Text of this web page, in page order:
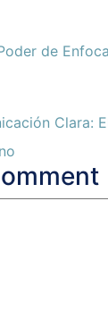
de
Clara: